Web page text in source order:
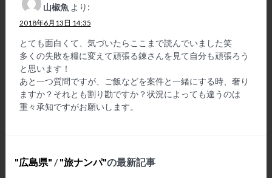
山椒魚 より:
2018年6月13日 14:35
とても面白くて、気づいたらここまで読んでいました笑
多くの失敗を糧に変えて頑張る錬さんを見て自分も頑張ろう
と思います！
あと一つ質問ですが、ご飯などを案件と一緒にする時、奢り
ますか？それとも割り勘ですか？状況によっても違うのは
重々承知ですがお願いします。
広島県 / 旅ナンパ の最新記事